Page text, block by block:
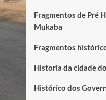
Fragmentos de Pré
Mukaba
Fragmentos
Historia da cidade
Histórico dos